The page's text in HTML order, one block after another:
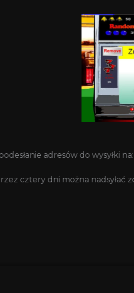
adresów do wysyłki
cztery dni można nadsyłać